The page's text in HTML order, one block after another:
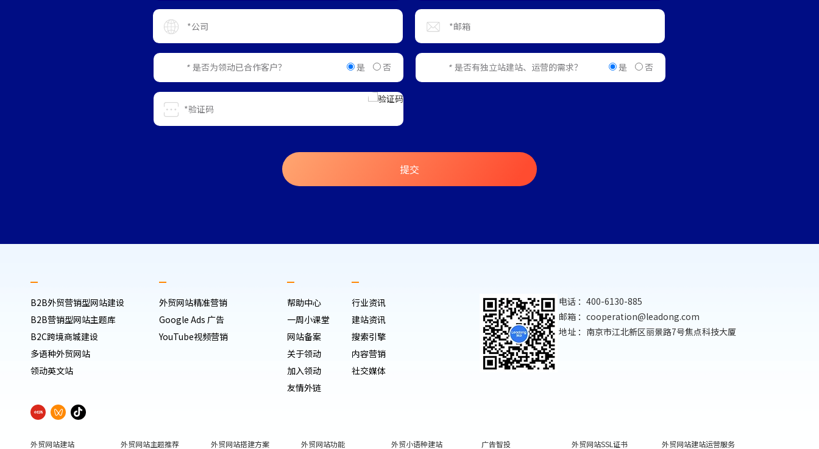
* 是否为领动已合作客户？ 是 否 * 是否有独立站建站、运营的需求？ 是 否
提交
B2B外贸营销型网站建设
B2B营销型网站主题库
B2C跨境商城建设
多语种外贸网站
领动英文站
外贸网站精准营销
Google Ads 广告
YouTube视频营销
帮助中心
一周小课堂
网站备案
关于领动
加入领动
友情外链
行业资讯
建站资讯
搜索引擎
内容营销
社交媒体
电话 ：400-6130-885
邮箱 ：cooperation@leadong.com
地址 ：南京市江北新区丽景路7号焦点科技大厦
外贸网站建站 外贸网站主题推荐 外贸网站搭建方案 外贸网站功能 外贸小语种建站 广告智投 外贸网站SSL证书 外贸网站建站运营服务